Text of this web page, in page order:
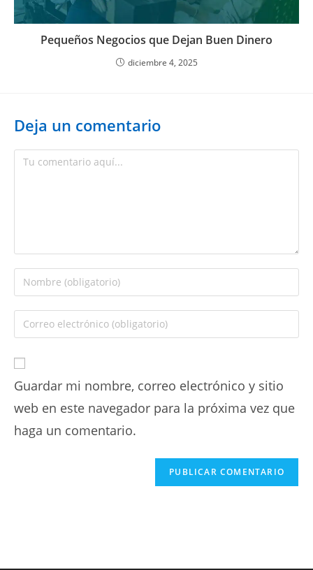
Pequeños Negocios que Dejan Buen Dinero
diciembre 4, 2025
Deja un comentario
Guardar mi nombre, correo electrónico y sitio
web en este navegador para la próxima vez que
haga un comentario.